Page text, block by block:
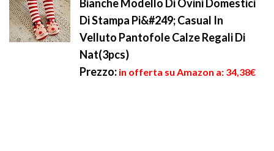
Bianche Modello Di Ovini Domestici
Di Stampa Pi&#249; Casual In
Velluto Pantofole Calze Regali Di
Nat(3pcs)
Prezzo: in offerta su Amazon a: 34,38€